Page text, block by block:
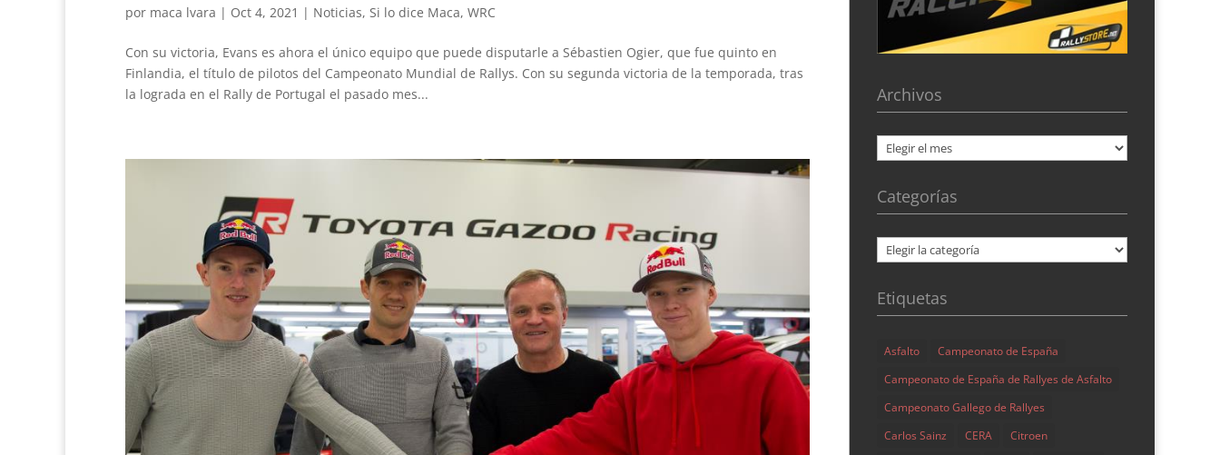
por maca lvara | Oct 4, 2021 | Noticias, Si lo dice Maca, WRC
Con su victoria, Evans es ahora el único equipo que puede disputarle a Sébastien Ogier, que fue quinto en
Finlandia, el título de pilotos del Campeonato Mundial de Rallys. Con su segunda victoria de la temporada, tras
la lograda en el Rally de Portugal el pasado mes...
Archivos
Archivos
Categorías
Categorías
Etiquetas
Asfalto
Campeonato de España
Campeonato de España de Rallyes de Asfalto
Campeonato Gallego de Rallyes
Carlos Sainz
CERA
Citroen